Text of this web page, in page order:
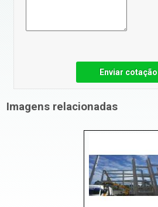
Enviar cotação
Imagens relacionadas